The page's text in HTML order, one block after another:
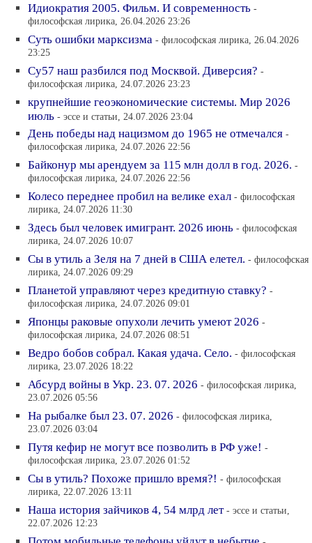
Идиократия 2005. Фильм. И современность -
философская лирика, 26.04.2026 23:26
Суть ошибки марксизма - философская лирика, 26.04.2026
23:25
Су57 наш разбился под Москвой. Диверсия? -
философская лирика, 24.07.2026 23:23
крупнейшие геоэкономические системы. Мир 2026
июль - эссе и статьи, 24.07.2026 23:04
День победы над нацизмом до 1965 не отмечался -
философская лирика, 24.07.2026 22:56
Байконур мы арендуем за 115 млн долл в год. 2026. -
философская лирика, 24.07.2026 22:56
Колесо переднее пробил на велике ехал - философская
лирика, 24.07.2026 11:30
Здесь был человек имигрант. 2026 июнь - философская
лирика, 24.07.2026 10:07
Сы в утиль а Зеля на 7 дней в США елетел. - философская
лирика, 24.07.2026 09:29
Планетой управляют через кредитную ставку? -
философская лирика, 24.07.2026 09:01
Японцы раковые опухоли лечить умеют 2026 -
философская лирика, 24.07.2026 08:51
Ведро бобов собрал. Какая удача. Село. - философская
лирика, 23.07.2026 18:22
Абсурд войны в Укр. 23. 07. 2026 - философская лирика,
23.07.2026 05:56
На рыбалке был 23. 07. 2026 - философская лирика,
23.07.2026 03:04
Путя кефир не могут все позволить в РФ уже! -
философская лирика, 23.07.2026 01:52
Сы в утиль? Похоже пришло время?! - философская
лирика, 22.07.2026 13:11
Наша история зайчиков 4, 54 млрд лет - эссе и статьи,
22.07.2026 12:23